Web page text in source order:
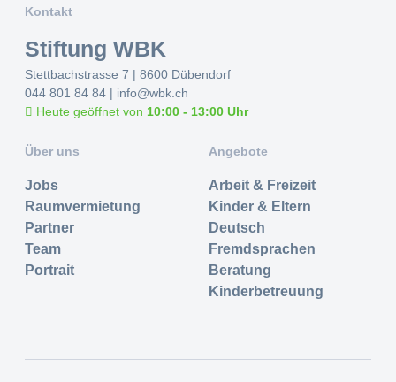
Kontakt
Stiftung WBK
Stettbachstrasse 7 | 8600 Dübendorf
044 801 84 84 | info@wbk.ch
Heute geöffnet von 10:00 - 13:00 Uhr
Über uns
Jobs
Raumvermietung
Partner
Team
Portrait
Angebote
Arbeit & Freizeit
Kinder & Eltern
Deutsch
Fremdsprachen
Beratung
Kinderbetreuung